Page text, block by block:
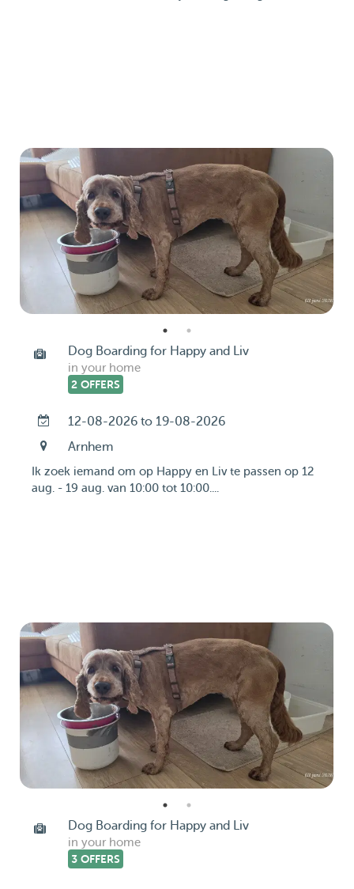
Dog Boarding for Happy and Liv
in your home
2 OFFERS
12-08-2026 to 19-08-2026
Arnhem
Ik zoek iemand om op Happy en Liv te passen op 12
aug. - 19 aug. van 10:00 tot 10:00....
Dog Boarding for Happy and Liv
in your home
3 OFFERS